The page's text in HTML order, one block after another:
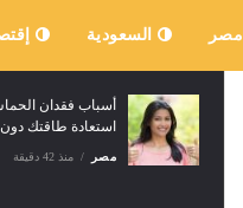
مصر السعودية
السكك الحديدية: تشغيل
الإضافية بين القاهرة وأسيوط
مصر منذ 42 دقيقة